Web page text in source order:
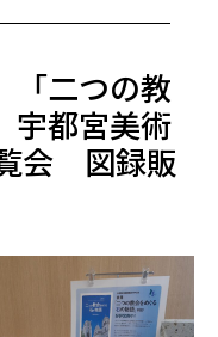
「二つの教
宇都宮美術
会 図録販